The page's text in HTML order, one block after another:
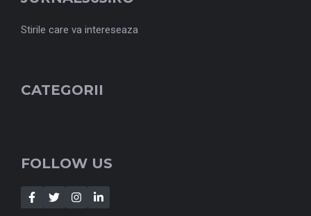
Stirile care va intereseaza
CATEGORII
FOLLOW US